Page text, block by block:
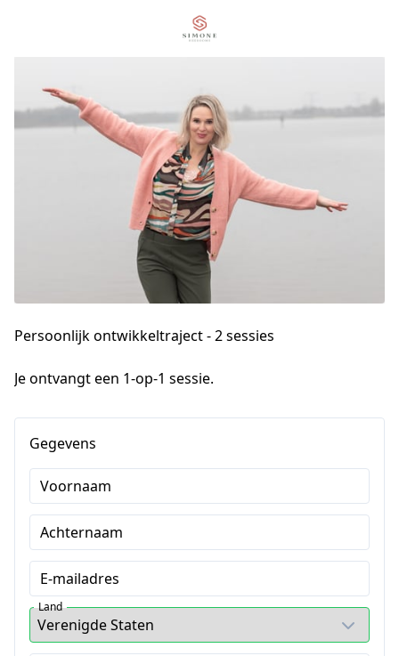
Persoonlijk ontwikkeltraject - 2 sessies
Je ontvangt een 1-op-1 sessie.
Gegevens
Voornaam
Achternaam
E-mailadres
Land